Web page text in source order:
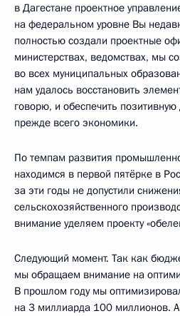
в Дагестане проектное
на федеральном уровне Вы
полностью создали проектные
министерствах, ведомствах, мы
во всех муниципальных
нам удалось восстановить
говорю, и обеспечить
прежде всего экономики.
По темпам развития
находимся в первой пятёрке в
за эти годы не допустили
сельскохозяйственного
внимание уделяем проекту
Следующий момент. Так как
мы обращаем внимание на
В прошлом году мы
на 3 миллиарда 100 миллионов.